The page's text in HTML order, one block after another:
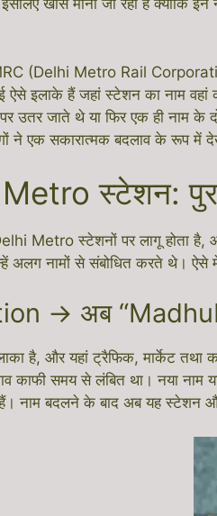
खास माना जा रहा है क्योंकि
(Delhi Metro Rail Corporation)
ऐसे इलाके हैं जहां स्टेशन का नाम
उतर जाते थे या फिर एक ही नाम
ने एक सकारात्मक बदलाव के रूप में
स्टेशन:
Delhi Metro स्टेशनों पर लागू
अलग नामों से संबोधित करते थे। ऐसे
→ अब
है, और यहां ट्रैफिक, मार्केट
काफी समय से लंबित था। नया नाम
नाम बदलने के बाद अब यह स्टेशन